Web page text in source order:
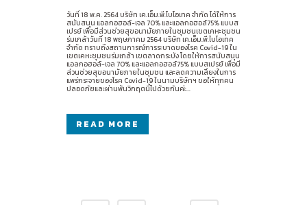
วันที่ 18 พ.ค. 2564 บริษัท เค.เอ็ม.พี.ไบโอเทค จำกัด ได้ให้การ
สนับสนุน แอลกอฮอล์-เจล 70% และแอลกอฮอล์75% แบบส
เปรย์ เพื่อมีส่วนช่วยสุขอนามัยภายในชุมชนเขตเคหะชุมชน
ร่มเกล้าวันที่ 18 พฤษภาคม 2564 บริษัท เค.เอ็ม.พี.ไบโอเทค
จำกัด ทราบถึงสถานการณ์การระบาดของโรค Covid-19 ใน
เขตเคหะชุมชนร่มเกล้า เขตลาดกระบัง โดยให้การสนับสนุน
แอลกอฮอล์-เจล 70% และแอลกอฮอล์75% แบบสเปรย์ เพื่อมี
ส่วนช่วยสุขอนามัยภายในชุมชน และลดความเสี่ยงในการ
แพร่กระจายของโรค Covid-19 ในนามบริษัทฯ ขอให้ทุกคน
ปลอดภัยและผ่านพ้นวิกฤตนี้ไปด้วยกันค่ะ...
READ MORE